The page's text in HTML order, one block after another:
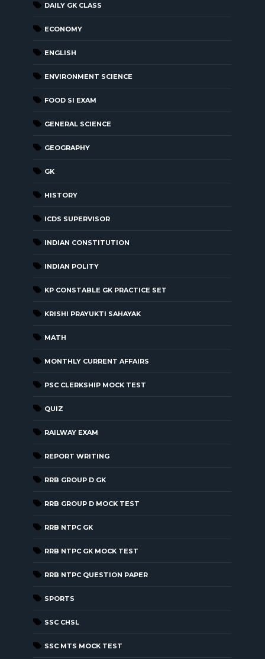
DAILY GK CLASS
ECONOMY
ENGLISH
ENVIRONMENT SCIENCE
FOOD SI EXAM
GENERAL SCIENCE
GEOGRAPHY
GK
HISTORY
ICDS SUPERVISOR
INDIAN CONSTITUTION
INDIAN POLITY
KP CONSTABLE GK PRACTICE SET
KRISHI PRAYUKTI SAHAYAK
MATH
MONTHLY CURRENT AFFAIRS
PSC CLERKSHIP MOCK TEST
QUIZ
RAILWAY EXAM
REPORT WRITING
RRB GROUP D GK
RRB GROUP D MOCK TEST
RRB NTPC GK
RRB NTPC GK MOCK TEST
RRB NTPC QUESTION PAPER
SPORTS
SSC CHSL
SSC MTS MOCK TEST